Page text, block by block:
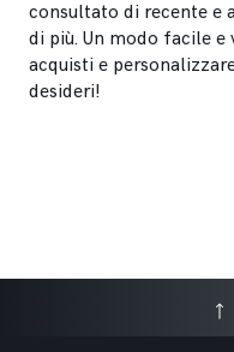
consultato di recente e
di più. Un modo facile
acquisti e
desideri!